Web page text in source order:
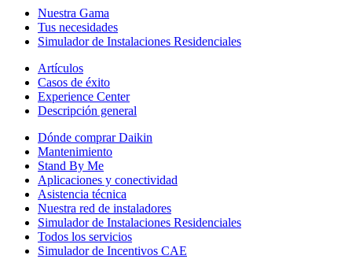
Nuestra Gama
Tus necesidades
Simulador de Instalaciones Residenciales
Artículos
Casos de éxito
Experience Center
Descripción general
Dónde comprar Daikin
Mantenimiento
Stand By Me
Aplicaciones y conectividad
Asistencia técnica
Nuestra red de instaladores
Simulador de Instalaciones Residenciales
Todos los servicios
Simulador de Incentivos CAE